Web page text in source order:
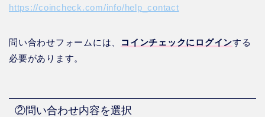
https://coincheck.com/info/help_contact
問い合わせフォームには、 コインチェックにログインする
必要があります。
②問い合わせ内容を選択